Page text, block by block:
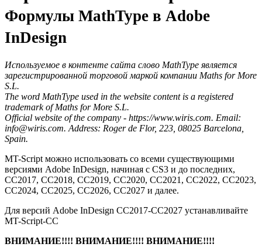
Формулы MathType в Adobe
InDesign
Используемое в контенте сайта слово MathType является
зарегистрированной торговой маркой компании Maths for More
S.L.
The word MathType used in the website content is a registered
trademark of Maths for More S.L.
Official website of the company - https://www.wiris.com. Email:
info@wiris.com. Address: Roger de Flor, 223, 08025 Barcelona,
Spain.
MT-Script можно использовать со всеми существующими
версиями Adobe InDesign, начиная с CS3 и до последних,
CC2017, CC2018, CC2019, CC2020, CC2021, CC2022, CC2023,
CC2024, CC2025, CC2026, CC2027 и далее.
Для версий Adobe InDesign СС2017-CC2027 устанавливайте
MT-Script-CC
ВНИМАНИЕ!!!! ВНИМАНИЕ!!!! ВНИМАНИЕ!!!!